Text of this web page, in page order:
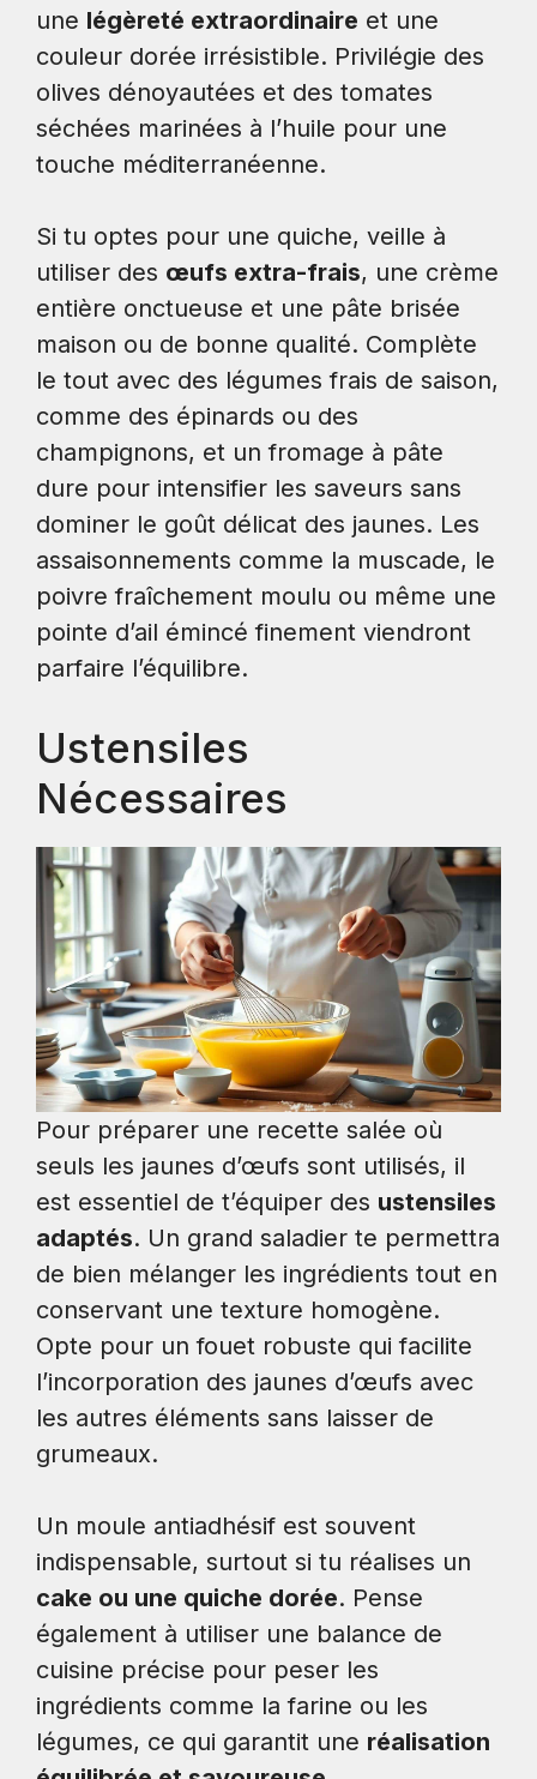
une légèreté extraordinaire et une
couleur dorée irrésistible. Privilégie des
olives dénoyautées et des tomates
séchées marinées à l’huile pour une
touche méditerranéenne.
Si tu optes pour une quiche, veille à
utiliser des œufs extra-frais, une crème
entière onctueuse et une pâte brisée
maison ou de bonne qualité. Complète
le tout avec des légumes frais de saison,
comme des épinards ou des
champignons, et un fromage à pâte
dure pour intensifier les saveurs sans
dominer le goût délicat des jaunes. Les
assaisonnements comme la muscade, le
poivre fraîchement moulu ou même une
pointe d’ail émincé finement viendront
parfaire l’équilibre.
Ustensiles
Nécessaires
Pour préparer une recette salée où
seuls les jaunes d’œufs sont utilisés, il
est essentiel de t’équiper des ustensiles
adaptés. Un grand saladier te permettra
de bien mélanger les ingrédients tout en
conservant une texture homogène.
Opte pour un fouet robuste qui facilite
l’incorporation des jaunes d’œufs avec
les autres éléments sans laisser de
grumeaux.
Un moule antiadhésif est souvent
indispensable, surtout si tu réalises un
cake ou une quiche dorée. Pense
également à utiliser une balance de
cuisine précise pour peser les
ingrédients comme la farine ou les
légumes, ce qui garantit une réalisation